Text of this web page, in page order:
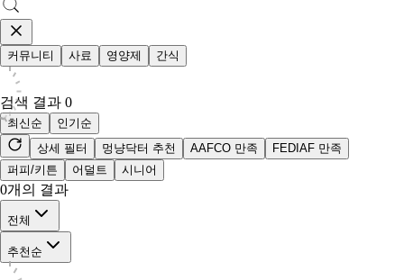
커뮤니티 사료 영양제 간식
검색 결과 0
최신순
인기순
상세 필터
멍냥닥터 추천 AAFCO 만족
FEDIAF 만족
퍼피/키튼
어덜트 시니어
0개의 결과
전체
추천순